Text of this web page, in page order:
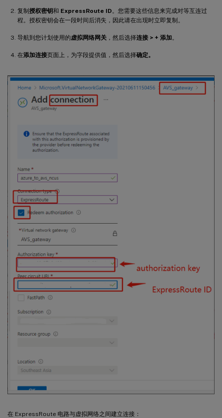
复制授权密钥和 ExpressRoute ID 。您需要这些信息来完成对等互连过
程。授权密钥会在一段时间后消失，因此请在出现时立即复制。
导航到您计划使用的虚拟网络网关 ，然后选择连接 > + 添加。
在添加连接页面上，为字段提供值，然后选择确定。
在 ExpressRoute 电路与虚拟网络之间建立连接：